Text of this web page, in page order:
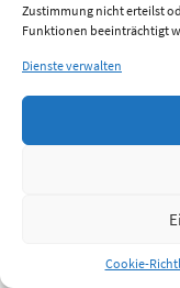
Zustimmung nicht erteilst
Funktionen beeinträchtigt
Dienste verwalten
Cookie-
kein OER